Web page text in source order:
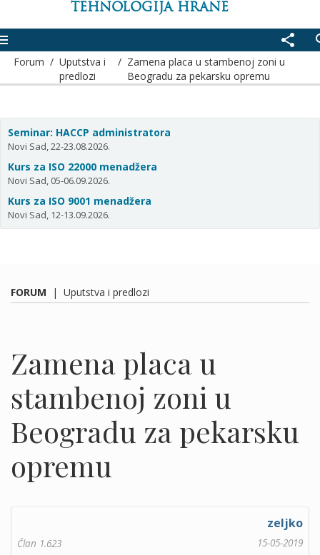
TEHNOLOGIJA HRANE
share
Forum / Uputstva i
predlozi
/ Zamena placa u stambenoj zoni u
Beogradu za pekarsku opremu
Seminar: HACCP administratora
Novi Sad, 22-23.08.2026.
Kurs za ISO 22000 menadžera
Novi Sad, 05-06.09.2026.
Kurs za ISO 9001 menadžera
Novi Sad, 12-13.09.2026.
FORUM | Uputstva i predlozi
Zamena placa u
stambenoj zoni u
Beogradu za pekarsku
opremu
zeljko
Član 1.623 15-05-2019